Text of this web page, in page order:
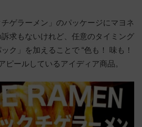
ゲラーメン」のパッケージにマヨネ
求もないけれど、任意のタイミング
ク」を加えることで “色も！ 味も！
ピールしているアイディア商品。